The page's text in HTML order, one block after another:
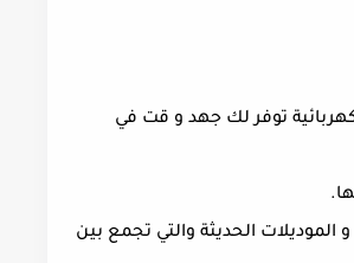
توفر لك جهد و قت في
الحديثة والتي تجمع بين